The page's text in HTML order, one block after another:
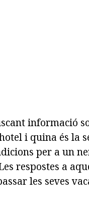
informació
i quina és la
per a un
respostes a
les seves